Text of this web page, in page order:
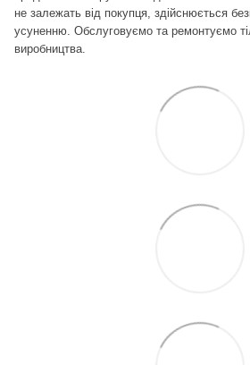
не залежать від покупця, здійснюється
усуненню. Обслуговуємо та ремонтуємо
виробництва.